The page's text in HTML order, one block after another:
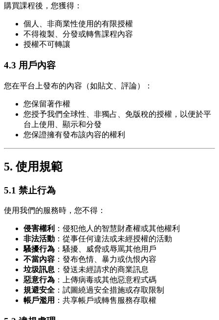
購買課程後，您獲得：
個人、非商業性使用的有限授權
不得複製、分發或轉售課程內容
授權不可轉讓
4.3 用戶內容
您在平台上發布的內容（如貼文、評論）：
您保留著作權
您授予我們全球性、非獨占、免版稅的授權，以便於平
台上使用、顯示和分發
您保證擁有發布該內容的權利
5. 使用規範
5.1 禁止行為
使用我們的服務時，您不得：
侵害權利 ：侵犯他人的智慧財產權或其他權利
非法活動 ：從事任何違法或未經授權的活動
騷擾行為 ：騷擾、威脅或辱罵其他用戶
不當內容 ：發布色情、暴力或仇恨內容
垃圾訊息 ：發送未經請求的商業訊息
惡意行為 ：上傳病毒或其他惡意程式碼
規避安全 ：試圖繞過安全措施或存取限制
帳戶濫用 ：共享帳戶或轉售服務存取權